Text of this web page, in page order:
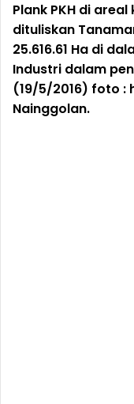
Plank PKH di
dituliskan
25.616.61 Ha di
Industri dalam
(19/5/2016) foto :
Nainggolan.